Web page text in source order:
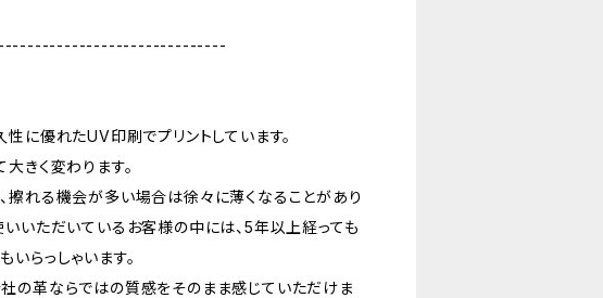
に優れたUV印刷でプリントしています。
きく変わります。
擦れる機会が多い場合は徐々に薄くなることがあり
いいただいているお客様の中には、5年以上経っても
らっしゃいます。
の革ならではの質感をそのまま感じていただけま